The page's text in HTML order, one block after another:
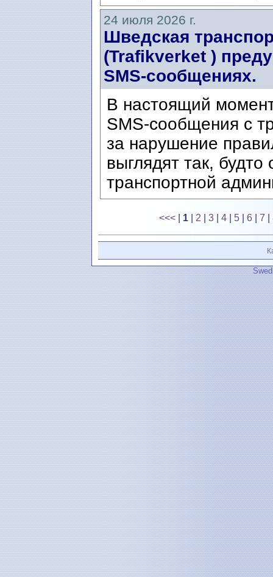
24 июля 2026 г.
Шведская
(Trafikverket )
SMS-сообщениях.
В настоящий
SMS-сообщения с
за нарушение
выглядят так,
транспортной
<<< 1 2 |3 |4 5 |6 |7 |